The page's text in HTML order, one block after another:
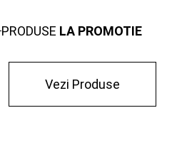
PRODUSE LA PROMOTIE
Vezi Produse